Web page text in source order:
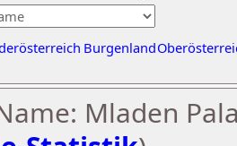
Burgenland
Mladen